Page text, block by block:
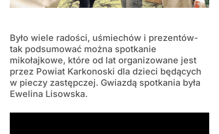
Było wiele radości, uśmiechów i prezentów-
tak podsumować można spotkanie
mikołajkowe, które od lat organizowane jest
przez Powiat Karkonoski dla dzieci będących
w pieczy zastępczej. Gwiazdą spotkania była
Ewelina Lisowska.